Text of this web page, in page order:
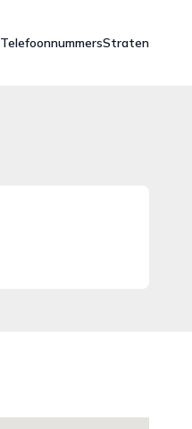
TelefoonnummersStraten